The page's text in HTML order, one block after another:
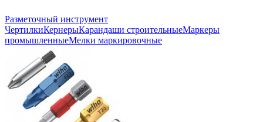
Разметочный инструмент
ЧертилкиКернерыКарандаши строительныеМаркеры
промышленныеМелки маркировочные